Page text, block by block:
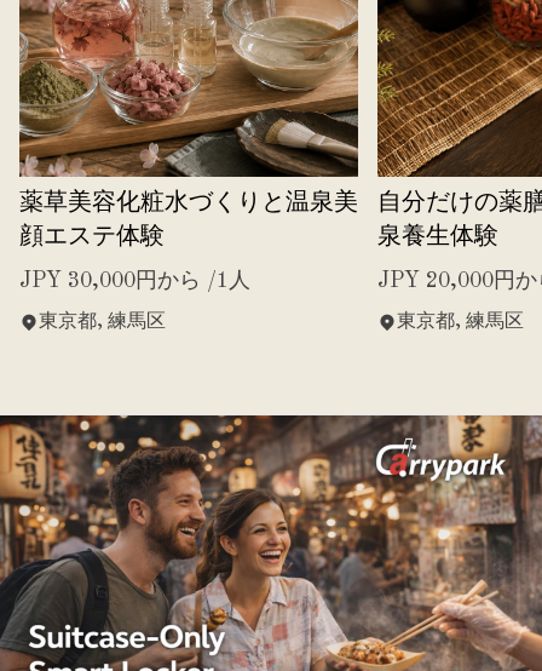
薬草美容化粧水づくりと温泉美
顔エステ体験
JPY 30,000円から /1人
東京都, 練馬区
自分だけの薬
泉養生体験
JPY 20,000円
東京都, 練馬区